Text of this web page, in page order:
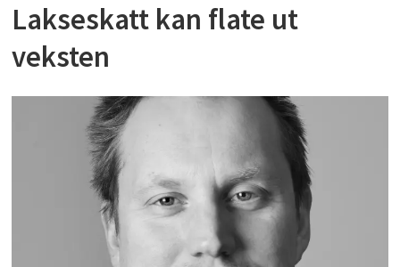
Lakseskatt kan flate ut
veksten